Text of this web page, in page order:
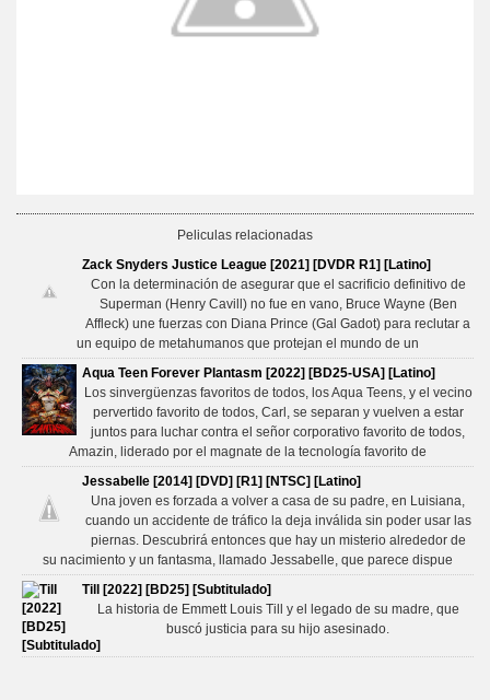
Peliculas relacionadas
Zack Snyders Justice League [2021] [DVDR R1] [Latino]
Con la determinación de asegurar que el sacrificio definitivo de
Superman (Henry Cavill) no fue en vano, Bruce Wayne (Ben
Affleck) une fuerzas con Diana Prince (Gal Gadot) para reclutar a
un equipo de metahumanos que protejan el mundo de un
Aqua Teen Forever Plantasm [2022] [BD25-USA] [Latino]
Los sinvergüenzas favoritos de todos, los Aqua Teens, y el vecino
pervertido favorito de todos, Carl, se separan y vuelven a estar
juntos para luchar contra el señor corporativo favorito de todos,
Amazin, liderado por el magnate de la tecnología favorito de
Jessabelle [2014] [DVD] [R1] [NTSC] [Latino]
Una joven es forzada a volver a casa de su padre, en Luisiana,
cuando un accidente de tráfico la deja inválida sin poder usar las
piernas. Descubrirá entonces que hay un misterio alrededor de
su nacimiento y un fantasma, llamado Jessabelle, que parece dispue
Till [2022] [BD25] [Subtitulado]
La historia de Emmett Louis Till y el legado de su madre, que
buscó justicia para su hijo asesinado.